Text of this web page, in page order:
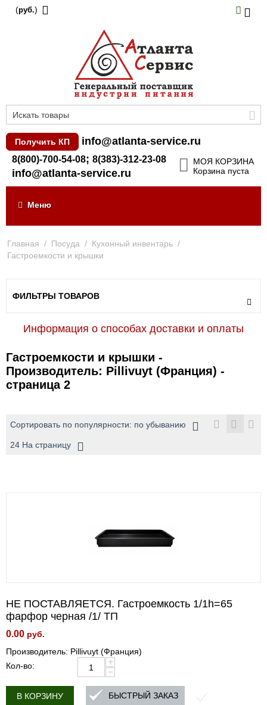
(руб.)
Получить КП info@atlanta-service.ru
8(800)-700-54-08; 8(383)-312-23-08
info@atlanta-service.ru
МОЯ КОРЗИНА
Корзина пуста
Меню
Главная / Посуда / Кухонный инвентарь /
Гастроемкости и крышки
ФИЛЬТРЫ ТОВАРОВ
Информация о способах доставки и оплаты
Гастроемкости и крышки -
Производитель: Pillivuyt (Франция) -
страница 2
Сортировать по популярности: по убыванию
24 На страницу
НЕ ПОСТАВЛЯЕТСЯ. Гастроемкость 1/1h=65
фарфор черная /1/ ТП
0.00 руб.
Производитель: Pillivuyt (Франция)
Кол-во:
+
−
В КОРЗИНУ БЫСТРЫЙ ЗАКАЗ